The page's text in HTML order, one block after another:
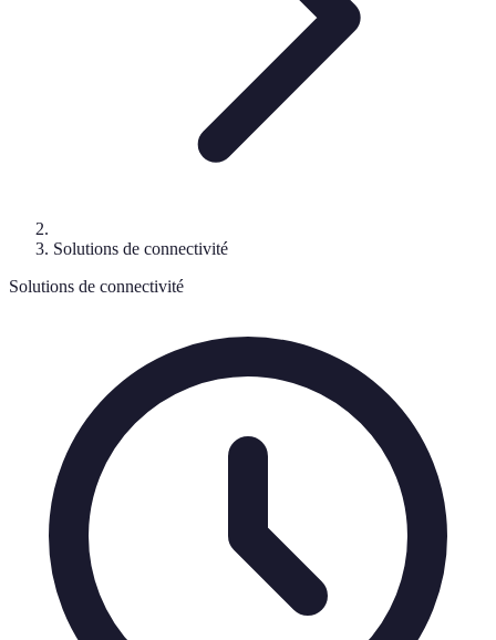
Solutions de connectivité
Solutions de connectivité